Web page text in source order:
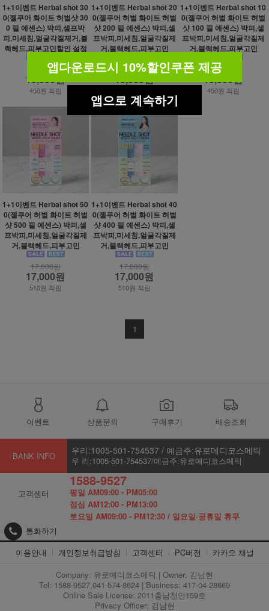
1+1이벤트 Herbal shot 30
0(젤쿠어 화이트 허벌샷 30
0 필 에센스) 박피,셀프박
피,미세침,얼굴각질제거,블
랙헤드,피부고민할인 설정
15,000원
15,000원
450원 적립
1+1이벤트 Herbal shot 20
0(젤쿠어 허벌 화이트 허벌
샷 200 필 에센스) 박피,셀
프박피,미세침,얼굴각질제
거,블랙헤드,피부고민
15,000원
15,000원
1+1이벤트 Herbal shot 10
0(젤쿠어 허벌 화이트 허벌
샷 100 필 에센스) 박피,셀
프박피,미세침,얼굴각질제
거,블랙헤드,피부고민
15,000원
15,000원
450원 적립
1+1이벤트 Herbal shot 50
0(젤쿠어 허벌 화이트 허벌
샷 500 필 에센스) 박피,셀
프박피,미세침,얼굴각질제
거,블랙헤드,피부고민
17,000원
17,000원
510원 적립
1+1이벤트 Herbal shot 40
0(젤쿠어 허벌 화이트 허벌
샷 400 필 에센스) 박피,셀
프박피,미세침,얼굴각질제
거,블랙헤드,피부고민
17,000원
17,000원
510원 적립
1
이벤트 상품문의 구매후기 배송조회
BANK INFO 우리:1005-501-754537 / 예금주:유로메디코스메틱
우 리:1005-501-754537/예금주:유로메디코스메틱
고객센터
1588-9527
평일 AM09:00 - PM05:00
점심 AM12:00 - PM13:00
토요일 AM09:00 - PM12:30 / 일요일·공휴일 휴무
통화하기
이용안내
개인정보취급방침 고객센터 PC버전
카카오 채널
Company: 유로메디코스메틱 | Owner: 김남현
Tel: 1588-9527,041-574-8624 | Business: 417-04-28669
Online Sale License: 2011충남천안159호
Privacy Officer: 김남현
앱다운로드시 10%할인쿠폰 제공
앱으로 계속하기